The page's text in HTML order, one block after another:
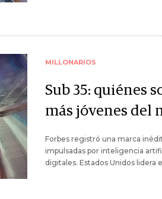
MILLONARIOS
Sub 35: quiénes
más jóvenes del
Forbes registró una marca
impulsadas por inteligencia
digitales. Estados Unidos lidera